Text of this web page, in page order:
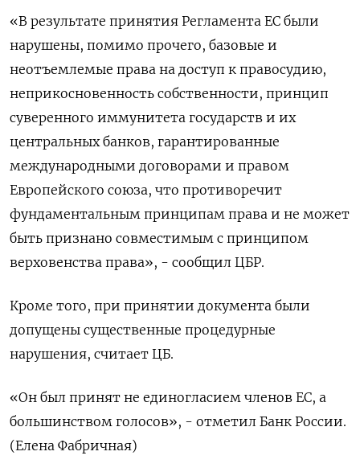
«В результате принятия Регламента ЕС были
нарушены, помимо прочего, базовые и
неотъемлемые права на доступ к правосудию,
неприкосновенность ​собственности, принцип
суверенного иммунитета государств ⁠и их
центральных банков, гарантированные
международными договорами и правом
Европейского союза, что противоречит
фундаментальным принципам ‌права и не может
быть признано совместимым с принципом
верховенства ‌права», - сообщил ЦБР.
Кроме того, при принятии документа были
допущены существенные процедурные
нарушения, ​считает ЦБ.
«Он был принят не единогласием членов ЕС, ‌а
большинством голосов», - отметил Банк России.
(Елена Фабричная)